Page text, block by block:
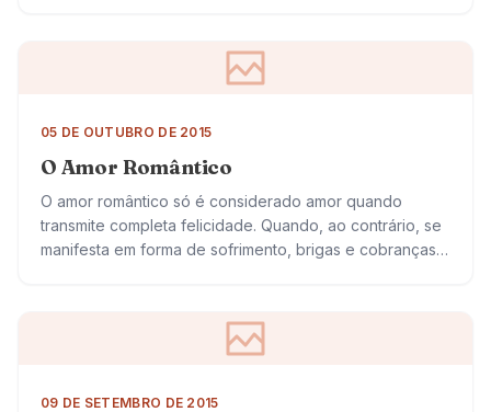
05 DE OUTUBRO DE 2015
O Amor Romântico
O amor romântico só é considerado amor quando
transmite completa felicidade. Quando, ao contrário, se
manifesta em forma de sofrimento, brigas e cobranças,
09 DE SETEMBRO DE 2015